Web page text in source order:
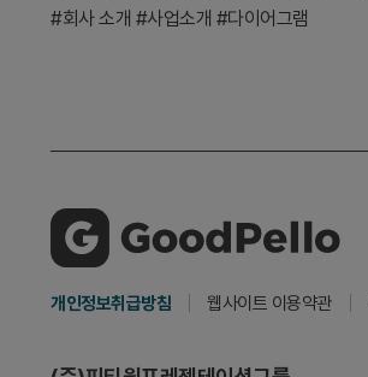
#회사 소개 #사업소개 #다이어그램
개인정보취급방침 웹사이트 이용약관